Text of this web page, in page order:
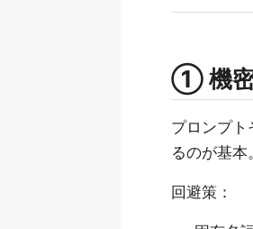
① 機密
プロンプト
るのが基本。
回避策：